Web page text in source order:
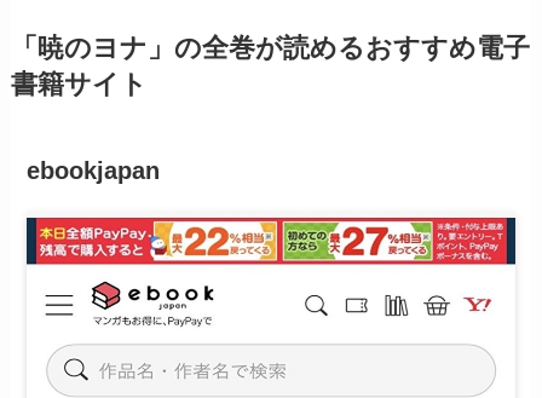
「暁のヨナ」の全巻が読めるおすすめ電子
書籍サイト
ebookjapan